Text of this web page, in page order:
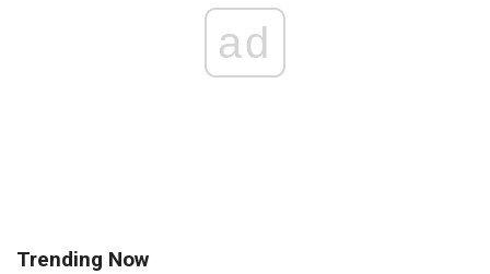
ad
Trending Now